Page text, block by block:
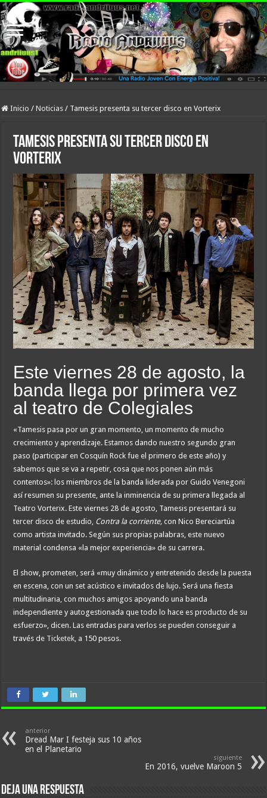
Inicio / Noticias / Tamesis presenta su tercer disco en Vorterix
Tamesis presenta su tercer disco en
Vorterix
Este viernes 28 de agosto, la
banda llega por primera vez
al teatro de Colegiales
«Tamesis pasa por un gran momento, un momento de mucho
crecimiento y aprendizaje. Estamos dando nuestro segundo gran
paso (participar en Cosquín Rock fue el primero de este año) y
sabemos que se va a repetir, cosa que nos ponen aún más
contentos»: los miembros de la banda liderada por Guido Venegoni
así resumen su presente, ante la inminencia de su primera llegada al
Teatro Vorterix. Este viernes 28 de agosto, Tamesis presentará su
tercer disco de estudio, Contra la corriente, con Nico Bereciartúa
como artista invitado. Según sus propias palabras, este nuevo
material condensa «la mejor experiencia» de su carrera.
El show, prometen, será «muy dinámico y entretenido desde la puesta
en escena, con un set acústico e invitados de lujo. Será una fiesta
multitudinaria, con muchos amigos apoyando una banda
independiente y autogestionada que todo lo hace es producto de su
esfuerzo», dicen. Las entradas para verlos se pueden conseguir a
través de Ticketek, a 150 pesos.
anterior
Dread Mar I festeja sus 10 años
en el Planetario
siguiente
En 2016, vuelve Maroon 5
Deja una respuesta